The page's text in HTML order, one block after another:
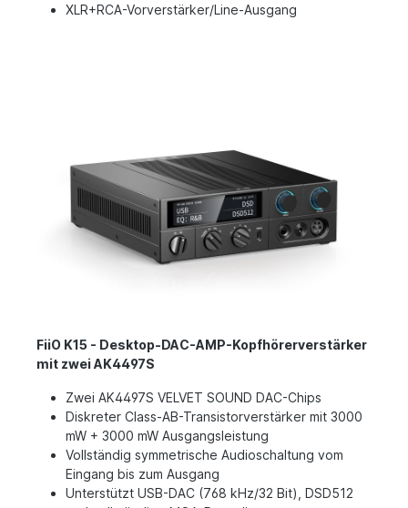
XLR+RCA-Vorverstärker/Line-Ausgang
FiiO K15 - Desktop-DAC-AMP-Kopfhörerverstärker
mit zwei AK4497S
Zwei AK4497S VELVET SOUND DAC-Chips
Diskreter Class-AB-Transistorverstärker mit 3000
mW + 3000 mW Ausgangsleistung
Vollständig symmetrische Audioschaltung vom
Eingang bis zum Ausgang
Unterstützt USB-DAC (768 kHz/32 Bit), DSD512